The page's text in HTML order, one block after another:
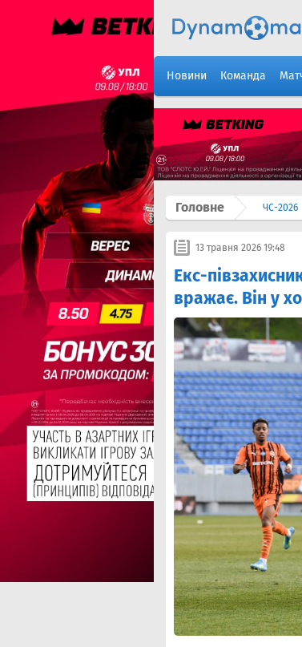
Новини Команда
Головне ЧС-2026
13 травня 2026 19:48
Екс-
вражає. Він у